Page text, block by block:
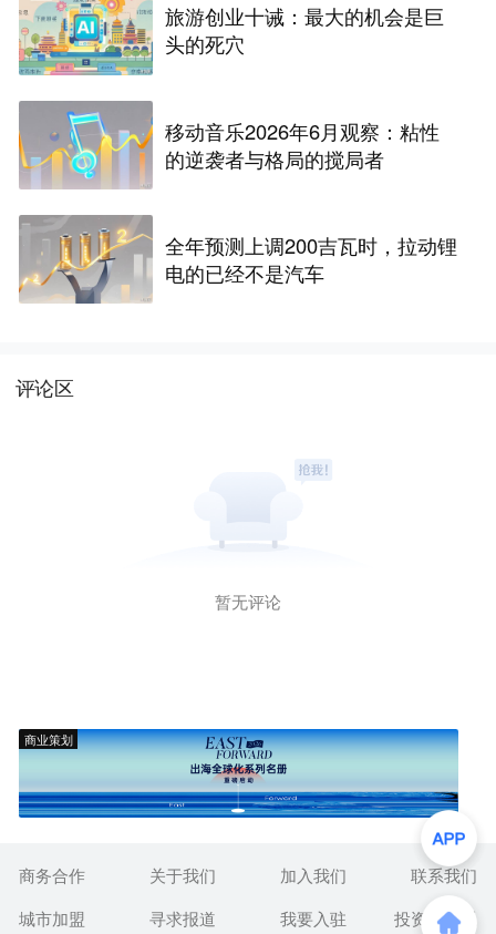
旅游创业十诫：最大的机会是巨
头的死穴
移动音乐2026年6月观察：粘性
的逆袭者与格局的搅局者
全年预测上调200吉瓦时，拉动锂
电的已经不是汽车
评论区
暂无评论
商业策划
商务合作 关于我们 加入我们
联系我们
城市加盟
寻求报道 我要入驻 投资者关系